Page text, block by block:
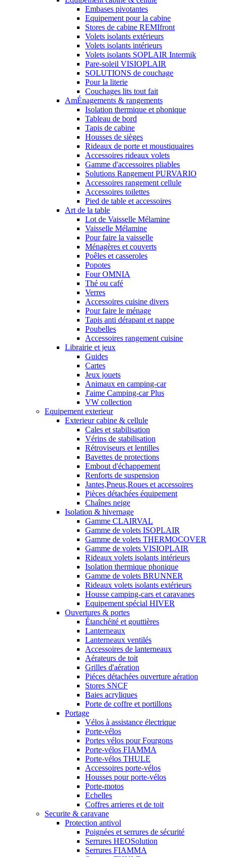
Embases pivotantes
Equipement pour la cabine
Stores de cabine REMIfront
Volets isolants extérieurs
Volets isolants intérieurs
Volets isolants SOPLAIR Intermik
Pare-soleil VISIOPLAIR
SOLUTIONS de couchage
Pour la literie
Couchages lits tout fait
AmÉnagements & rangements
Isolation thermique et phonique
Tableau de bord
Tapis de cabine
Housses de sièges
Rideaux de porte et moustiquaires
Accessoires rideaux volets
Gamme d'accessoires pliables
Solutions Rangement PURVARIO
Accessoires rangement cellule
Accessoires toilettes
Pied de table et accessoires
Art de la table
Lot de Vaisselle Mélamine
Vaisselle Mélamine
Pour faire la vaisselle
Ménagères et couverts
Poêles et casseroles
Popotes
Four OMNIA
Thé ou café
Verres
Accessoires cuisine divers
Pour faire le ménage
Tapis anti dérapant et nappe
Poubelles
Accessoires rangement cuisine
Librairie et jeux
Guides
Cartes
Jeux jouets
Animaux en camping-car
J'aime Camping-car Plus
VW collection
Equipement exterieur
Exterieur cabine & cellule
Cales et stabilisation
Vérins de stabilisation
Rétroviseurs et lentilles
Bavettes de protections
Embout d'échappement
Renforts de suspension
Jantes,Pneus,Roues et accessoires
Pièces détachées équipement
Chaînes neige
Isolation & hivernage
Gamme CLAIRVAL
Gamme de volets ISOPLAIR
Gamme de volets THERMOCOVER
Gamme de volets VISIOPLAIR
Rideaux volets isolants intérieurs
Isolation thermique phonique
Gamme de volets BRUNNER
Rideaux volets isolants extérieurs
Housse camping-cars et caravanes
Equipement spécial HIVER
Ouvertures & portes
Étanchéité et gouttières
Lanterneaux
Lanterneaux ventilés
Accessoires de lanterneaux
Aérateurs de toit
Grilles d'aération
Piéces détachées ouverture aération
Stores SNCF
Baies acryliques
Porte de coffre et portillons
Portage
Vélos à assistance électrique
Porte-vélos
Portes vélos pour Fourgons
Porte-vélos FIAMMA
Porte-vélos THULE
Accessoires porte-vélos
Housses pour porte-vélos
Porte-motos
Echelles
Coffres arrieres et de toit
Securite & caravane
Protection antivol
Poignées et serrures de sécurité
Serrures HEOSolution
Serrures FIAMMA